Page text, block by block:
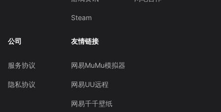
Steam
公司
服务协议
隐私协议
友情链接
网易MuMu模拟器
网易UU远程
网易千千壁纸